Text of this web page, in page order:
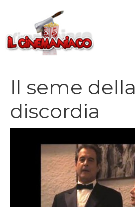
contenuto
Il seme della
discordia